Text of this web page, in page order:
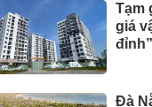
Tạm
giá
đỉnh”
Đà